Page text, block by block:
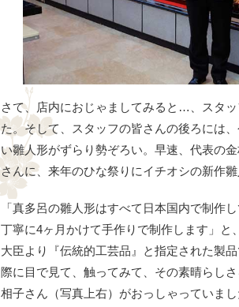
さて、店内におじゃましてみると…、スタ
た。そして、スタッフの皆さんの後ろには
い雛人形がずらり勢ぞろい。早速、代表の
さんに、来年のひな祭りにイチオシの新作
「真多呂の雛人形はすべて日本国内で制作
丁寧に4ヶ月かけて手作りで制作します」と
大臣より『伝統的工芸品』と指定された製
際に目で見て、触ってみて、その素晴らし
相子さん（写真上右）がおっしゃっていま